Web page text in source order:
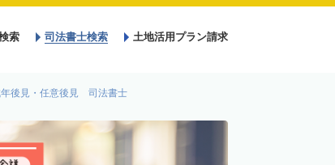
索 司法書士検索 土地活用プラン請求
後見・任意後見 司法書士